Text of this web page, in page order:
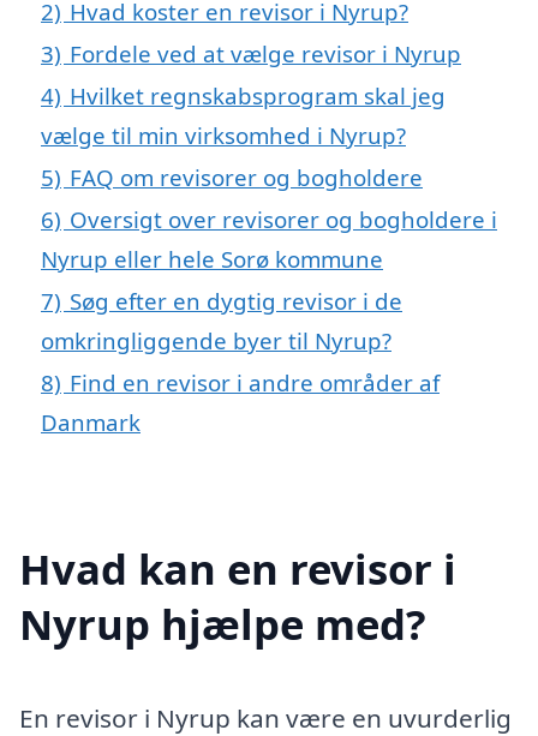
2) Hvad koster en revisor i Nyrup?
3) Fordele ved at vælge revisor i Nyrup
4) Hvilket regnskabsprogram skal jeg
vælge til min virksomhed i Nyrup?
5) FAQ om revisorer og bogholdere
6) Oversigt over revisorer og bogholdere i
Nyrup eller hele Sorø kommune
7) Søg efter en dygtig revisor i de
omkringliggende byer til Nyrup?
8) Find en revisor i andre områder af
Danmark
Hvad kan en revisor i
Nyrup hjælpe med?
En revisor i Nyrup kan være en uvurderlig